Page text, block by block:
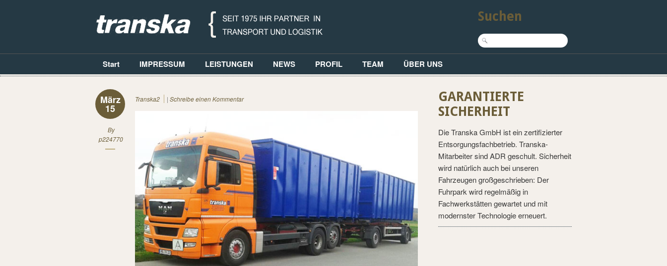
Suchen
Start IMPRESSUM LEISTUNGEN NEWS PROFIL TEAM ÜBER UNS
März
15
By
p224770
Transka2 | Schreibe einen Kommentar
GARANTIERTE
SICHERHEIT
Die Transka GmbH ist ein zertifizierter
Entsorgungsfachbetrieb. Transka-
Mitarbeiter sind ADR geschult. Sicherheit
wird natürlich auch bei unseren
Fahrzeugen großgeschrieben: Der
Fuhrpark wird regelmäßig in
Fachwerkstätten gewartet und mit
modernster Technologie erneuert.